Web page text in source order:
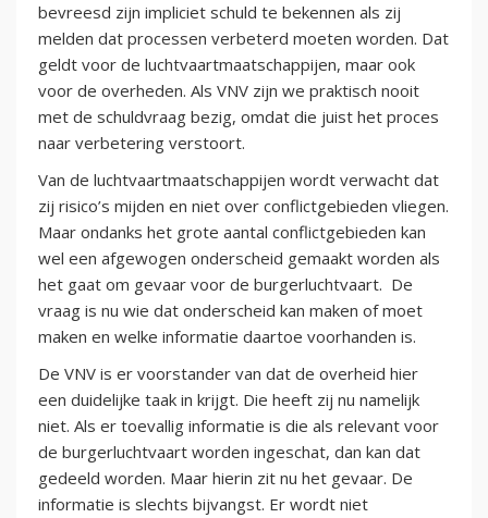
bevreesd zijn impliciet schuld te bekennen als zij
melden dat processen verbeterd moeten worden. Dat
geldt voor de luchtvaartmaatschappijen, maar ook
voor de overheden. Als VNV zijn we praktisch nooit
met de schuldvraag bezig, omdat die juist het proces
naar verbetering verstoort.
Van de luchtvaartmaatschappijen wordt verwacht dat
zij risico’s mijden en niet over conflictgebieden vliegen.
Maar ondanks het grote aantal conflictgebieden kan
wel een afgewogen onderscheid gemaakt worden als
het gaat om gevaar voor de burgerluchtvaart. De
vraag is nu wie dat onderscheid kan maken of moet
maken en welke informatie daartoe voorhanden is.
De VNV is er voorstander van dat de overheid hier
een duidelijke taak in krijgt. Die heeft zij nu namelijk
niet. Als er toevallig informatie is die als relevant voor
de burgerluchtvaart worden ingeschat, dan kan dat
gedeeld worden. Maar hierin zit nu het gevaar. De
informatie is slechts bijvangst. Er wordt niet